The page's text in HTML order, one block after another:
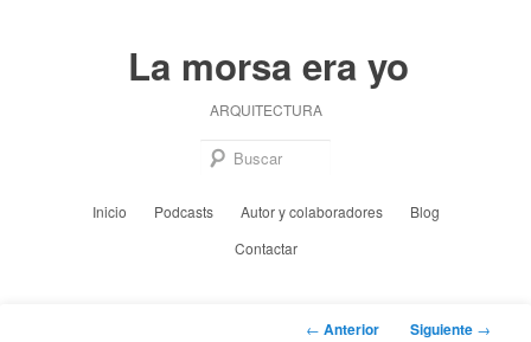
La morsa era yo
ARQUITECTURA
Inicio Podcasts Autor y colaboradores
Blog
Contactar
Navegación
← Anterior Siguiente →